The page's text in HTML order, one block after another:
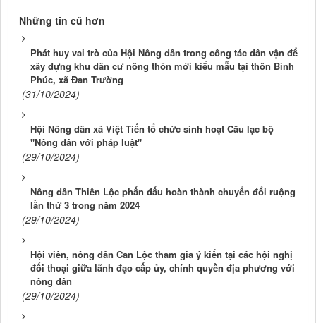
Những tin cũ hơn
Phát huy vai trò của Hội Nông dân trong công tác dân vận để
xây dựng khu dân cư nông thôn mới kiểu mẫu tại thôn Bình
Phúc, xã Đan Trường
(31/10/2024)
Hội Nông dân xã Việt Tiến tổ chức sinh hoạt Câu lạc bộ
"Nông dân với pháp luật"
(29/10/2024)
Nông dân Thiên Lộc phấn đấu hoàn thành chuyển đổi ruộng
lần thứ 3 trong năm 2024
(29/10/2024)
Hội viên, nông dân Can Lộc tham gia ý kiến tại các hội nghị
đối thoại giữa lãnh đạo cấp ủy, chính quyền địa phương với
nông dân
(29/10/2024)